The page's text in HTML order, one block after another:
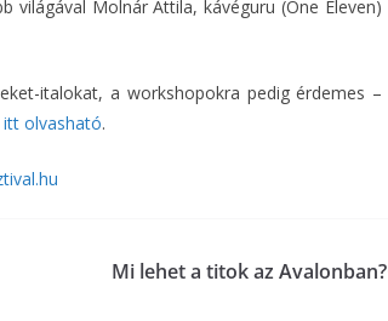
világával Molnár Attila, kávéguru (One Eleven)
italokat, a workshopokra pedig érdemes –
itt olvasható.
Mi lehet a titok az Avalonban?